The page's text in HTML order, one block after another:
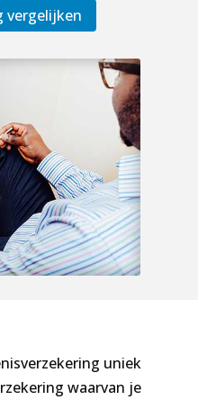
vergelijken
uniek
waarvan je